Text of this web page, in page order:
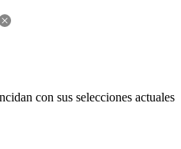
con sus selecciones actuales